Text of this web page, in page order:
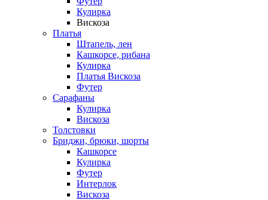
Кулирка
Вискоза
Платья
Штапель, лен
Кашкорсе, рибана
Кулирка
Платья Вискоза
Футер
Сарафаны
Кулирка
Вискоза
Толстовки
Бриджи, брюки, шорты
Кашкорсе
Кулирка
Футер
Интерлок
Вискоза